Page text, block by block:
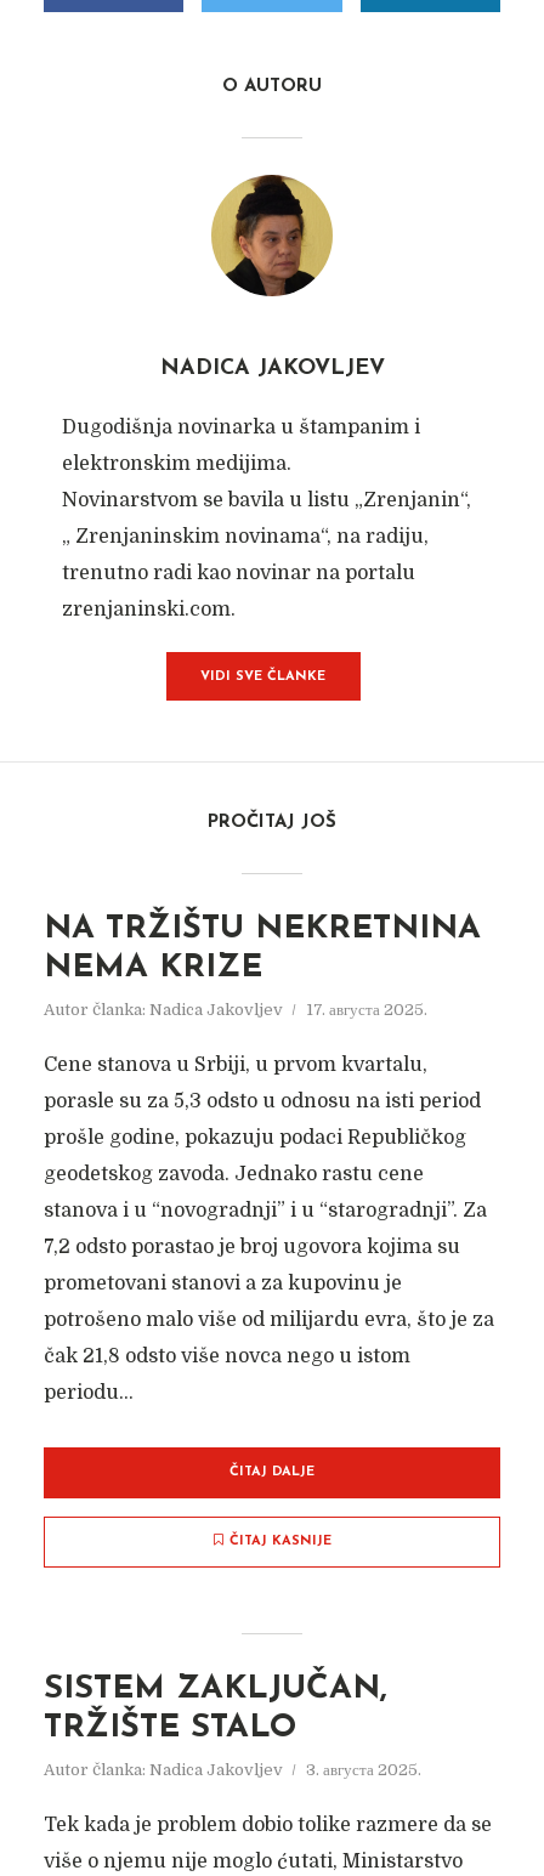
O AUTORU
NADICA JAKOVLJEV
Dugodišnja novinarka u štampanim i
elektronskim medijima.
Novinarstvom se bavila u listu „Zrenjanin“,
„ Zrenjaninskim novinama“, na radiju,
trenutno radi kao novinar na portalu
zrenjaninski.com.
VIDI SVE ČLANKE
PROČITAJ JOŠ
NA TRŽIŠTU NEKRETNINA
NEMA KRIZE
Autor članka: Nadica Jakovljev 17. августа 2025.
Cene stanova u Srbiji, u prvom kvartalu,
porasle su za 5,3 odsto u odnosu na isti period
prošle godine, pokazuju podaci Republičkog
geodetskog zavoda. Jednako rastu cene
stanova i u “novogradnji” i u “starogradnji”. Za
7,2 odsto porastao je broj ugovora kojima su
prometovani stanovi a za kupovinu je
potrošeno malo više od milijardu evra, što je za
čak 21,8 odsto više novca nego u istom
periodu...
ČITAJ DALJE
ČITAJ KASNIJE
SISTEM ZAKLJUČAN,
TRŽIŠTE STALO
Autor članka: Nadica Jakovljev 3. августа 2025.
Tek kada je problem dobio tolike razmere da se
više o njemu nije moglo ćutati, Ministarstvo